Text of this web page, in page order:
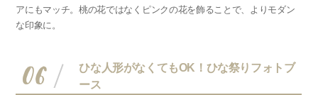
アにもマッチ。桃の花ではなくピンクの花を飾ることで、よりモダン
な印象に。
06
ひな人形がなくてもOK！ひな祭りフォトブ
ース